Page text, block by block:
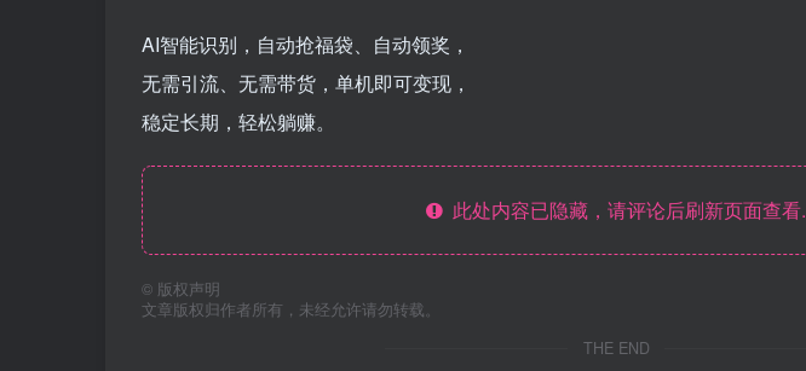
AI智能识别，自动抢福袋、自动领奖，
无需引流、无需带货，单机即可变现，
稳定长期，轻松躺赚。
此处内容已隐藏，请评论后刷新页面查看.
© 版权声明
文章版权归作者所有，未经允许请勿转载。
THE END